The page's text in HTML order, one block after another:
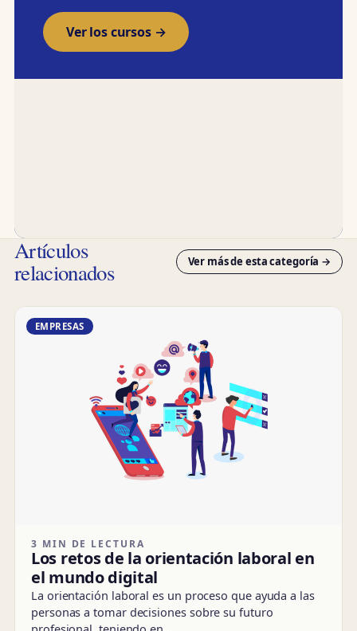
Ver los cursos →
Artículos
relacionados Ver más de esta categoría →
EMPRESAS
3 MIN DE LECTURA
Los retos de la orientación laboral en
el mundo digital
La orientación laboral es un proceso que ayuda a las
personas a tomar decisiones sobre su futuro